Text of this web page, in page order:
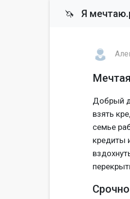
🦄 Я
Добрый
взять
семье
кредиты